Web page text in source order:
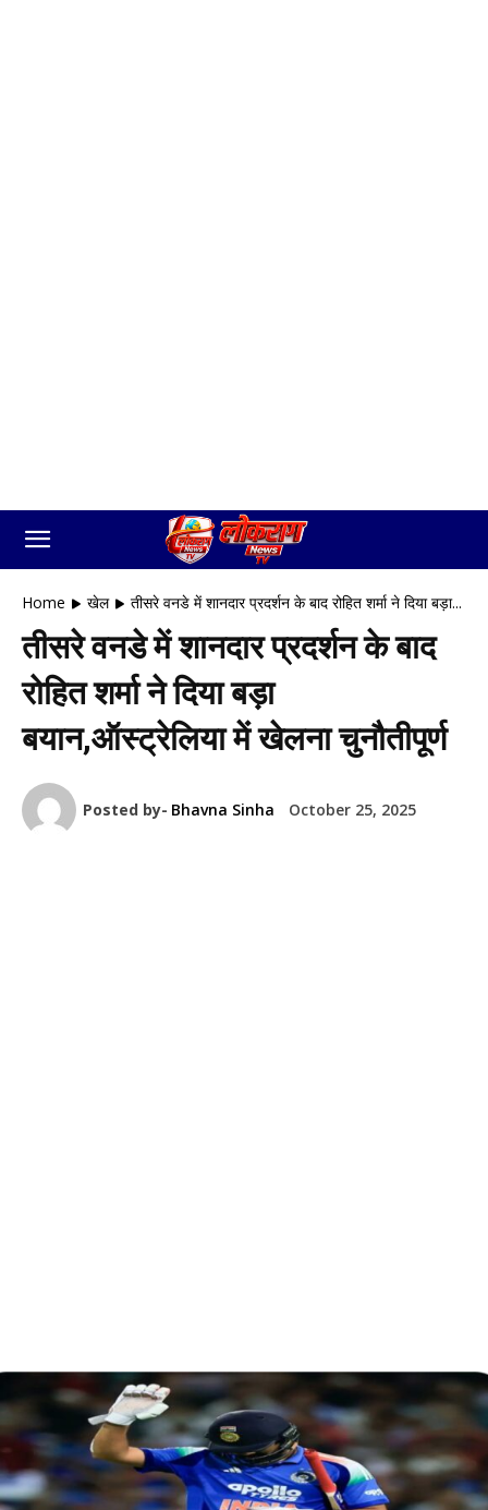
Home खेल तीसरे वनडे में शानदार प्रदर्शन के बाद रोहित शर्मा ने दिया बड़ा...
तीसरे वनडे में शानदार प्रदर्शन के बाद
रोहित शर्मा ने दिया बड़ा
बयान,ऑस्ट्रेलिया में खेलना चुनौतीपूर्ण
Posted by- Bhavna Sinha October 25, 2025